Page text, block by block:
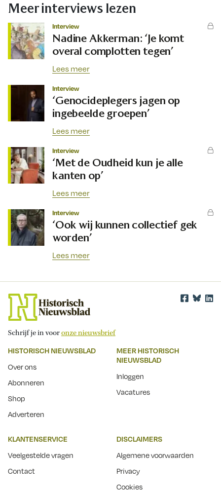
Meer interviews lezen
Interview
Nadine Akkerman: ‘Je komt
overal complotten tegen’
Lees meer
Interview
‘Genocideplegers jagen op
ingebeelde groepen’
Lees meer
Interview
‘Met de Oudheid kun je alle
kanten op’
Lees meer
Interview
‘Ook wij kunnen collectief gek
worden’
Lees meer
Schrijf je in vooronze nieuwsbrief
HISTORISCH NIEUWSBLAD
Over ons
Abonneren
Shop
Adverteren
MEER HISTORISCH
NIEUWSBLAD
Inloggen
Vacatures
KLANTENSERVICE
Veelgestelde vragen
Contact
DISCLAIMERS
Algemene voorwaarden
Privacy
Cookies